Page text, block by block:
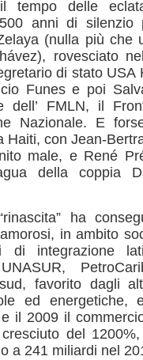
tempo delle
anni di silenzio
(nulla più che
rovesciato
di stato USA
Funes e poi
dell’ FMLN, il
Nazionale. E
Haiti, con Jean-
male, e René
della coppia
ha
in ambito
di integrazione
favorito dagli
ed energetiche,
il 2009 il
cresciuto del
a 241 miliardi nel